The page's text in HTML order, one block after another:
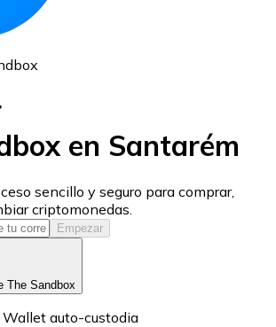
en Santarém
sencillo y seguro para comprar,
criptomonedas.
Empezar
The Sandbox
Wallet auto-custodia